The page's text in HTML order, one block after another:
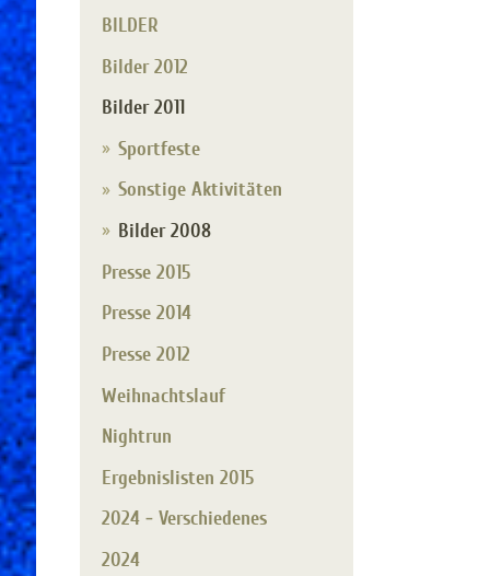
BILDER
Bilder 2012
Bilder 2011
Sportfeste
Sonstige Aktivitäten
Bilder 2008
Presse 2015
Presse 2014
Presse 2012
Weihnachtslauf
Nightrun
Ergebnislisten 2015
2024 - Verschiedenes
2024